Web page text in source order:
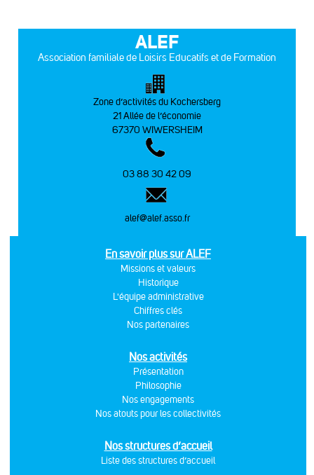
ALEF
Association familiale de Loisirs Educatifs et de Formation
Zone d’activités du Kochersberg
21 Allée de l’économie
67370 WIWERSHEIM
03 88 30 42 09
alef@alef.asso.fr
En savoir plus sur ALEF
Missions et valeurs
Historique
L'équipe administrative
Chiffres clés
Nos partenaires
Nos activités
Présentation
Philosophie
Nos engagements
Nos atouts pour les collectivités
Nos structures d’accueil
Liste des structures d’accueil